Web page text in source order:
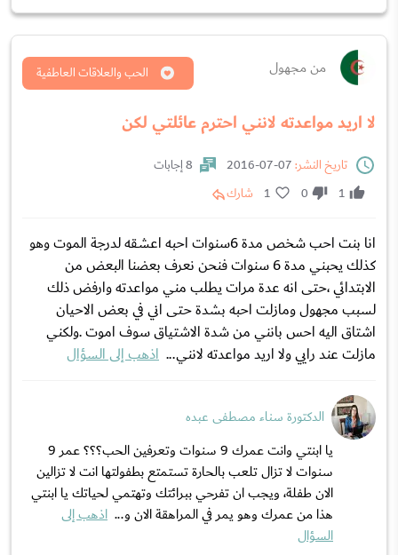
من مجهول
لا اريد مواعدته لانني احترم عائلتي لكن
الحب والعلاقات العاطفية
تاريخ النشر:
8 إجابات
1
0
1 شارك
انا بنت احب شخص مدة 6سنوات احبه اعشقه لدرجة الموت وهو
كذلك يحبني مدة 6 سنوات فنحن نعرف بعضنا البعض من
الابتدائي ،حتى انه عدة مرات يطلب مني مواعدته وارفض ذلك
لسبب مجهول ومازلت احبه بشدة حتى اني في بعض الاحيان
اشتاق اليه احس بانني من شدة الاشتياق سوف اموت .ولكني
مازلت عند رايي ولا اريد مواعدته لانني... اذهب إلى السؤال
الدكتورة سناء مصطفى عبده
يا ابنتي وانت عمرك 9 سنوات وتعرفين الحب؟؟؟ عمر 9
سنوات لا تزال تلعب بالحارة تستمتع بطفولتها انت لا تزالين
الان طفلة، ويجب ان تفرحي ببرائتك وتهتمي لحياتك يا ابنتي
هذا من عمرك وهو يمر في المراهقة الان و... اذهب إلى
السؤال